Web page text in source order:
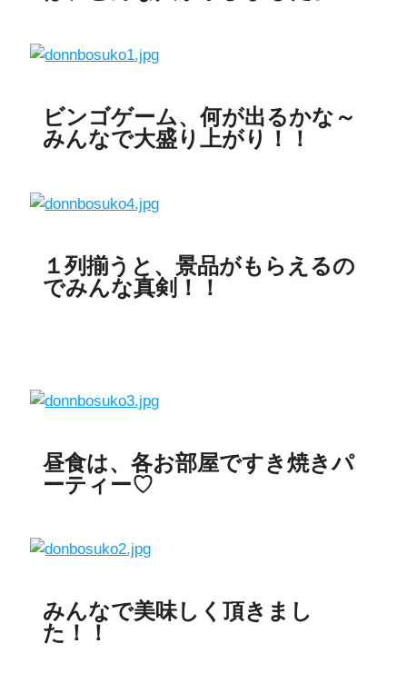
ビンゴゲーム、何が出るかな～
みんなで大盛り上がり！！
１列揃うと、景品がもらえるの
でみんな真剣！！
昼食は、各お部屋ですき焼きパ
ーティー♡
みんなで美味しく頂きまし
た！！